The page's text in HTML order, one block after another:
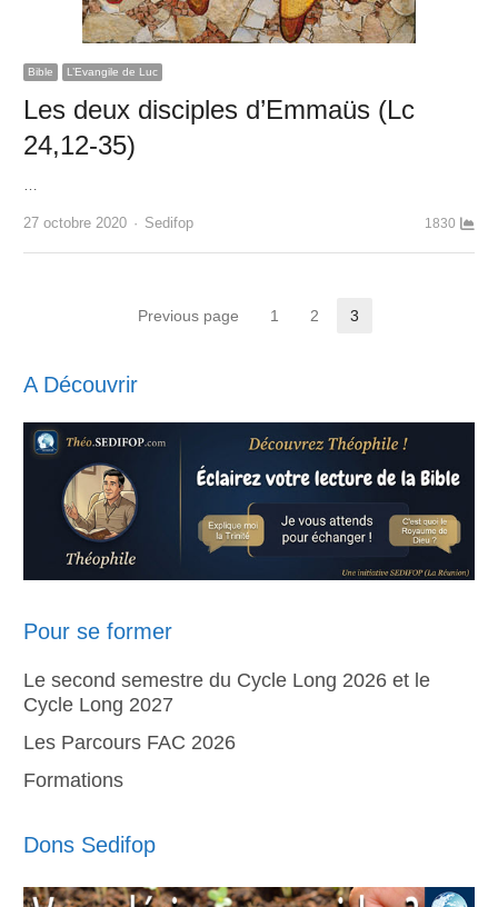
Bible L’Evangile de Luc
Les deux disciples d’Emmaüs (Lc
24,12-35)
27 octobre 2020 Author
Sedifop 1830
Pagination
publications
Previous page Page
1 Page
2 3
A Découvrir
Pour se former
Le second semestre du Cycle Long 2026 et le
Cycle Long 2027
Les Parcours FAC 2026
Formations
Dons Sedifop